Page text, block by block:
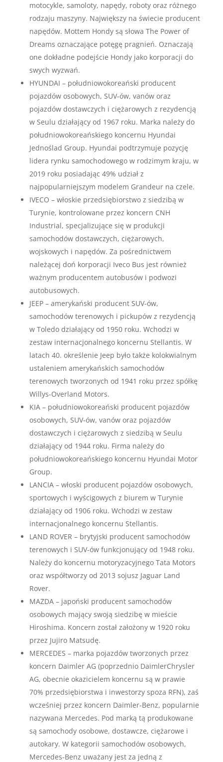
motocykle, samoloty, napędy, roboty oraz różnego
rodzaju maszyny. Największy na świecie producent
napędów. Mottem Hondy są słowa The Power of
Dreams oznaczające potęgę pragnień. Oznaczają
one dokładne podejście Hondy jako korporacji do
swych wyzwań.
HYUNDAI – południowokoreański producent
pojazdów osobowych, SUV-ów, vanów oraz
pojazdów dostawczych i ciężarowych z rezydencją
w Seulu działający od 1967 roku. Marka należy do
południowokoreańskiego koncernu Hyundai
Jednoślad Group. Hyundai podtrzymuje pozycję
lidera rynku samochodowego w rodzimym kraju, w
2019 roku posiadając 49% udział z
najpopularniejszym modelem Grandeur na czele.
IVECO – włoskie przedsiębiorstwo z siedzibą w
Turynie, kontrolowane przez koncern CNH
Industrial, specjalizujące się w produkcji
samochodów dostawczych, ciężarowych,
wojskowych i napędów. Za pośrednictwem
należącej doń korporacji Iveco Bus jest również
ważnym producentem autobusów i podwozi
autobusowych.
JEEP – amerykański producent SUV-ów,
samochodów terenowych i pickupów z rezydencją
w Toledo działający od 1950 roku. Wchodzi w
zestaw internacjonalnego koncernu Stellantis. W
latach 40. określenie Jeep było także kolokwialnym
ustaleniem amerykańskich samochodów
terenowych tworzonych od 1941 roku przez spółkę
Willys-Overland Motors.
KIA – południowokoreański producent pojazdów
osobowych, SUV-ów, vanów oraz pojazdów
dostawczych i ciężarowych z siedzibą w Seulu
działający od 1944 roku. Firma należy do
południowokoreańskiego koncernu Hyundai Motor
Group.
LANCIA – włoski producent pojazdów osobowych,
sportowych i wyścigowych z biurem w Turynie
działający od 1906 roku. Wchodzi w zestaw
internacjonalnego koncernu Stellantis.
LAND ROVER – brytyjski producent samochodów
terenowych i SUV-ów funkcjonujący od 1948 roku.
Należy do koncernu motoryzacyjnego Tata Motors
oraz współtworzy od 2013 sojusz Jaguar Land
Rover.
MAZDA – japoński producent samochodów
osobowych mający swoją siedzibę w mieście
Hiroshima. Koncern został założony w 1920 roku
przez Jujiro Matsudę.
MERCEDES – marka pojazdów tworzonych przez
koncern Daimler AG (poprzednio DaimlerChrysler
AG, obecnie okazicielem koncernu są w prawie
70% przedsiębiorstwa i inwestorzy spoza RFN), zaś
wcześniej przez koncern Daimler-Benz, popularnie
nazywana Mercedes. Pod marką tą produkowane
są samochody osobowe, dostawcze, ciężarowe i
autokary. W kategorii samochodów osobowych,
Mercedes-Benz uważany jest za jedną z